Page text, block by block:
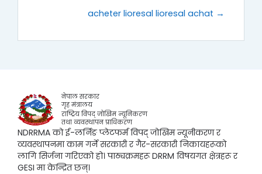
acheter lioresal lioresal achat →
नेपाल सरकार
गृह मंत्रालय
राष्ट्रिय विपद् जोखिम न्यूनिकरण
तथा व्यवस्थापन प्राधिकरण
NDRRMA को ई-लर्निङ प्लेटफर्म विपद् जोखिम न्यूनीकरण र
व्यवस्थापनमा काम गर्ने सरकारी र गैर-सरकारी निकायहरूको
लागि सिर्जना गरिएको हो। पाठ्यक्रमहरू DRRM विषयगत क्षेत्रहरू र
GESI मा केन्द्रित छन्।